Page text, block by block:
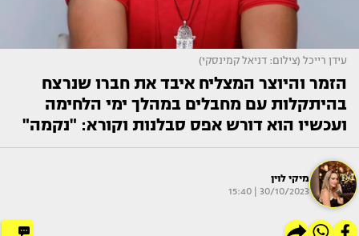
עידן רייכל (צילום: דניאל קמינסקי)
הזמר והיוצר המצליח איבד את חברו שנרצח
בהיתקלות עם מחבלים במהלך ימי הלחימה
ועכשיו הוא דורש אפס סבלנות וקורא: "נקמה"
מיקי לוין
30/10/2023 | 15:40